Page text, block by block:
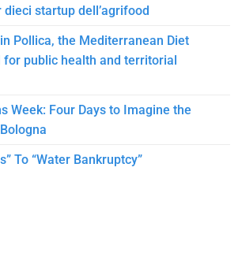
startup dell’agrifood
Pollica, the Mediterranean Diet
for public health and territorial
Week: Four Days to Imagine the
To “Water Bankruptcy”